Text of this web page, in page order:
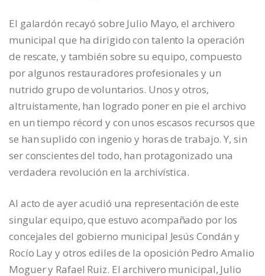
El galardón recayó sobre Julio Mayo, el archivero
municipal que ha dirigido con talento la operación
de rescate, y también sobre su equipo, compuesto
por algunos restauradores profesionales y un
nutrido grupo de voluntarios. Unos y otros,
altruistamente, han logrado poner en pie el archivo
en un tiempo récord y con unos escasos recursos que
se han suplido con ingenio y horas de trabajo. Y, sin
ser conscientes del todo, han protagonizado una
verdadera revolución en la archivística.
Al acto de ayer acudió una representación de este
singular equipo, que estuvo acompañado por los
concejales del gobierno municipal Jesús Condán y
Rocío Lay y otros ediles de la oposición Pedro Amalio
Moguer y Rafael Ruiz. El archivero municipal, Julio